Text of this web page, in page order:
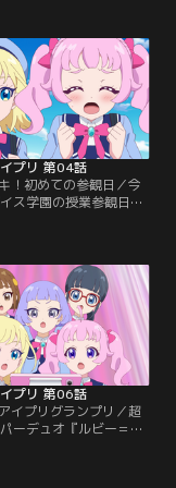
のみつきも、先に「ミ
してアイプリデビュー
との約束をやぶっていた
痛める。みつきに素直に
り。
プリ 第04話
！初めての参観日／今
ス学園の授業参観日。
。すると、遅刻しそう
部の少年・ゆうまと、
かってしまう。その
からリップスティック
ったことに気づいてい
プリ 第06話
イプリグランプリ／超
ーデュオ『ルビー＝ラ
イスマイリン』。この